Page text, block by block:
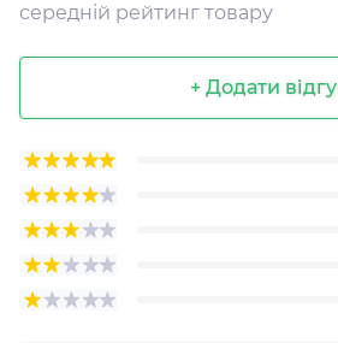
середній рейтинг товару
+ Додати